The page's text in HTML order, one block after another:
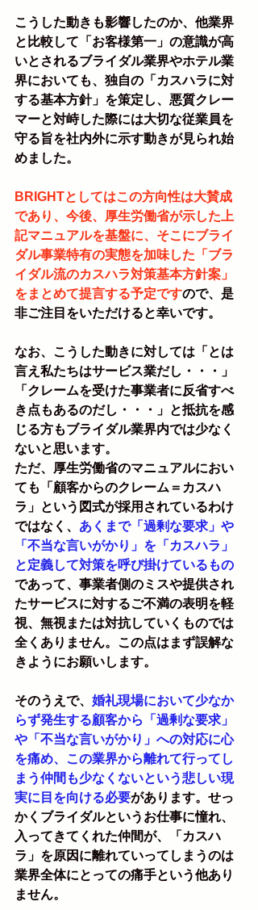
こうした動きも影響したのか、他業界
と比較して「お客様第一」の意識が高
いとされるブライダル業界やホテル業
界においても、独自の「カスハラに対
する基本方針」を策定し、悪質クレー
マーと対峙した際には大切な従業員を
守る旨を社内外に示す動きが見られ始
めました。
BRIGHTとしてはこの方向性は大賛成
であり、今後、厚生労働省が示した上
記マニュアルを基盤に、そこにブライ
ダル事業特有の実態を加味した「ブラ
イダル流のカスハラ対策基本方針案」
をまとめて提言する予定ですので、是
非ご注目をいただけると幸いです。
なお、こうした動きに対しては「とは
言え私たちはサービス業だし・・・」
「クレームを受けた事業者に反省すべ
き点もあるのだし・・・」と抵抗を感
じる方もブライダル業界内では少なく
ないと思います。
ただ、厚生労働省のマニュアルにおい
ても「顧客からのクレーム＝カスハ
ラ」という図式が採用されているわけ
ではなく、 あくまで「過剰な要求」や
「不当な言いがかり」を「カスハラ」
と定義して対策を呼び掛けているもの
であって、事業者側のミスや提供され
たサービスに対するご不満の表明を軽
視、無視または対抗していくものでは
全くありません。この点はまず誤解な
きようにお願いします。
そのうえで、 婚礼現場において少なか
らず発生する顧客から「過剰な要求」
や「不当な言いがかり」への対応に心
を痛め、この業界から離れて行ってし
まう仲間も少なくないという悲しい現
実に目を向ける必要があります。せっ
かくブライダルというお仕事に憧れ、
入ってきてくれた仲間が、「カスハ
ラ」を原因に離れていってしまうのは
業界全体にとっての痛手という他あり
ません。